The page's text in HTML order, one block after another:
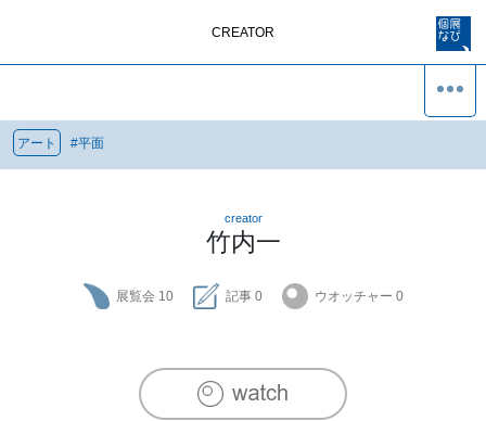
CREATOR
アート #平面
creator
竹内一
展覧会 10 記事 0 ウオッチャー 0